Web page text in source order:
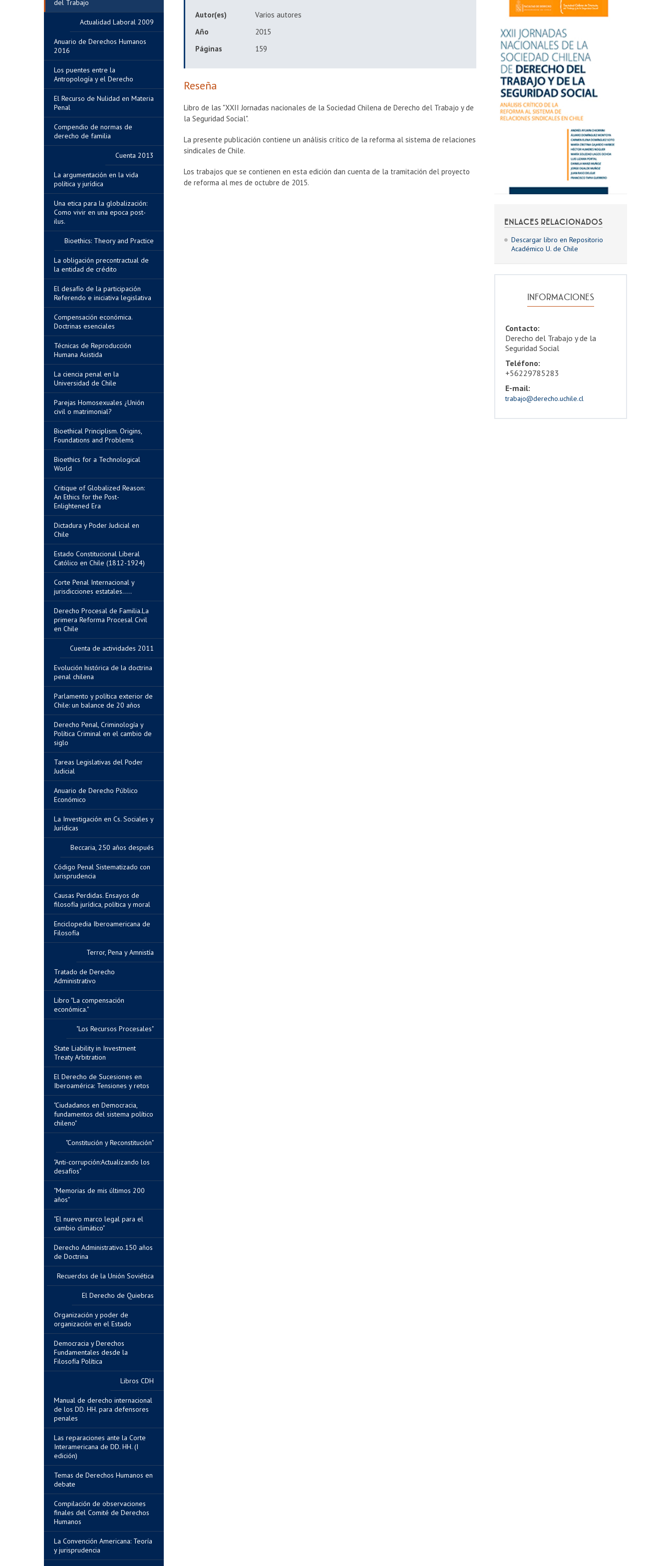
La Convención Americana: Teoría
y jurisprudencia
Compilación de observaciones
finales del Comité de Derechos
Humanos
Temas de Derechos Humanos en
debate
Las reparaciones ante la Corte
Interamericana de DD. HH. (I
edición)
Manual de derecho internacional
de los DD. HH. para defensores
penales
Libros CDH
Democracia y Derechos
Fundamentales desde la
Filosofía Política
Organización y poder de
organización en el Estado
El Derecho de Quiebras
Recuerdos de la Unión Soviética
Derecho Administrativo.150 años
de Doctrina
"El nuevo marco legal para el
cambio climático"
"Memorias de mis últimos 200
años"
"Anti-corrupción:Actualizando los
desafíos"
"Constitución y Reconstitución"
"Ciudadanos en Democracia,
fundamentos del sistema político
chileno"
El Derecho de Sucesiones en
Iberoamérica: Tensiones y retos
State Liability in Investment
Treaty Arbitration
"Los Recursos Procesales"
Libro "La compensación
económica."
Tratado de Derecho
Administrativo
Terror, Pena y Amnistía
Enciclopedia Iberoamericana de
Filosofía
Causas Perdidas. Ensayos de
filosofía jurídica, política y moral
Código Penal Sistematizado con
Jurisprudencia
Beccaria, 250 años después
La Investigación en Cs. Sociales y
Jurídicas
Anuario de Derecho Público
Económico
Tareas Legislativas del Poder
Judicial
Derecho Penal, Criminología y
Política Criminal en el cambio de
siglo
Parlamento y política exterior de
Chile: un balance de 20 años
Evolución histórica de la doctrina
penal chilena
Cuenta de actividades 2011
Derecho Procesal de Familia.La
primera Reforma Procesal Civil
en Chile
Corte Penal Internacional y
jurisdicciones estatales.....
Estado Constitucional Liberal
Católico en Chile (1812-1924)
Dictadura y Poder Judicial en
Chile
Critique of Globalized Reason:
An Ethics for the Post-
Enlightened Era
Bioethics for a Technological
World
Bioethical Principlism. Origins,
Foundations and Problems
Parejas Homosexuales ¿Unión
civil o matrimonial?
La ciencia penal en la
Universidad de Chile
Técnicas de Reproducción
Humana Asistida
Compensación económica.
Doctrinas esenciales
El desafío de la participación
Referendo e iniciativa legislativa
La obligación precontractual de
la entidad de crédito
Bioethics: Theory and Practice
Una etica para la globalización:
Como vivir en una epoca post-
ilus.
La argumentación en la vida
política y jurídica
Cuenta 2013
Compendio de normas de
derecho de familia
El Recurso de Nulidad en Materia
Penal
Los puentes entre la
Antropología y el Derecho
Anuario de Derechos Humanos
2016
Actualidad Laboral 2009
del Trabajo
Autor(es)
Varios autores
Año
2015
Páginas
159
ENLACES RELACIONADOS
Descargar libro en Repositorio
Académico U. de Chile
INFORMACIONES
Contacto:
Derecho del Trabajo y de la
Seguridad Social
Teléfono:
+56229785283
E-mail:
trabajo@derecho.uchile.cl
Reseña
Libro de las "XXII Jornadas nacionales de la Sociedad Chilena de Derecho del Trabajo y de
la Seguridad Social".
La presente publicación contiene un análisis crítico de la reforma al sistema de relaciones
sindicales de Chile.
Los trabajos que se contienen en esta edición dan cuenta de la tramitación del proyecto
de reforma al mes de octubre de 2015.